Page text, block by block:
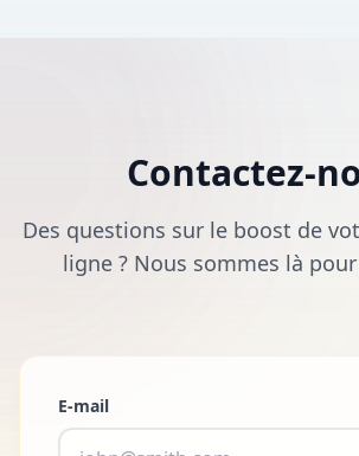
Contactez-
Des questions sur le boost de
ligne ? Nous sommes là
E-mail